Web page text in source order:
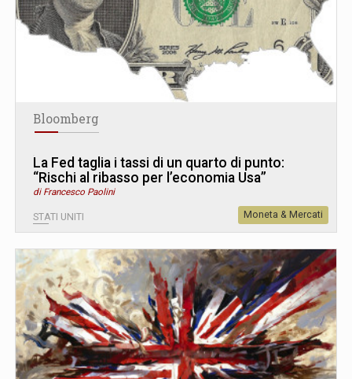
Bloomberg
La Fed taglia i tassi di un quarto di punto:
“Rischi al ribasso per l’economia Usa”
di Francesco Paolini
STATI UNITI Moneta & Mercati